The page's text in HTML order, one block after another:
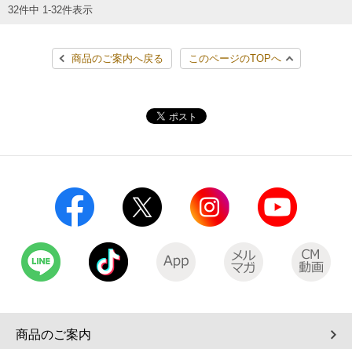
32件中 1-32件表示
商品のご案内へ戻る このページのTOPへ
商品のご案内